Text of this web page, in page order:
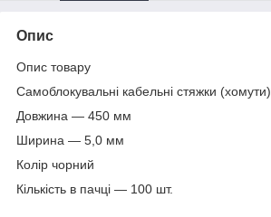
Опис
Опис товару
Самоблокувальні кабельні стяжки (хомути)
Довжина — 450 мм
Ширина — 5,0 мм
Колір чорний
Кількість в пачці — 100 шт.